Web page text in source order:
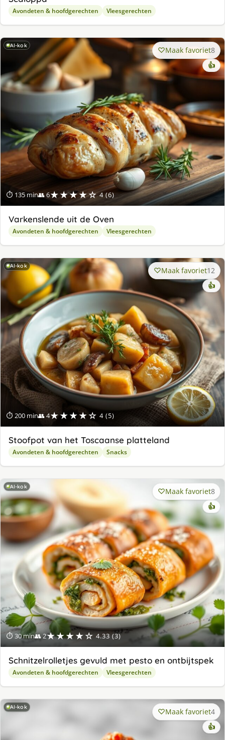
Avondeten & hoofdgerechten Vleesgerechten
AI-kok
⏱ 135 min👥 6★★★★☆ 4 (6)
Maak favoriet8
👍
Varkenslende uit de Oven
Avondeten & hoofdgerechten Vleesgerechten
AI-kok
⏱ 200 min👥 4★★★★☆ 4 (5)
Maak favoriet12
👍
Stoofpot van het Toscaanse platteland
Avondeten & hoofdgerechten Snacks
AI-kok
⏱ 30 min👥 2★★★★☆ 4.33 (3)
Maak favoriet8
👍
Schnitzelrolletjes gevuld met pesto en ontbijtspek
Avondeten & hoofdgerechten Vleesgerechten
AI-kok Maak favoriet4
👍